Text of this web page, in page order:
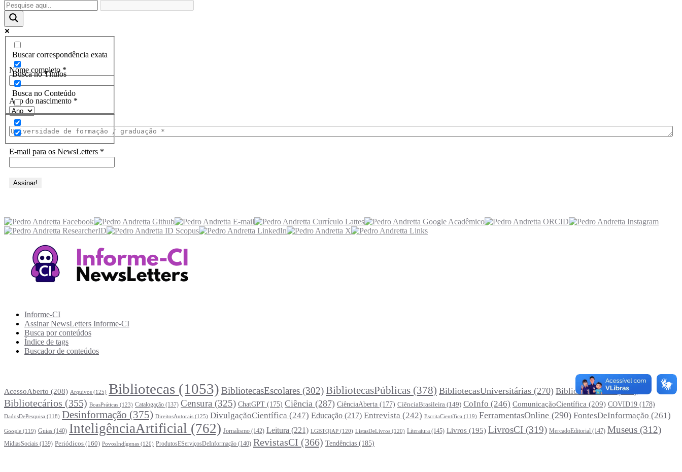
Buscar correspondência exata
Busca no Títulos
Busca no Conteúdo
Assine a Informe-CI NewsLetters
Nome completo *
Ano do nascimento *
E-mail para os NewsLetters *
Informe-CI
Assinar NewsLetters Informe-CI
Busca por conteúdos
Índice de tags
Buscador de conteúdos
AcessoAberto (208) Arquivos (125) Bibliotecas (1053) BibliotecasEscolares (302)BibliotecasPúblicas (378) BibliotecasUniversitárias (270) Biblioteconomia(247)
Bibliotecários (355) BoasPráticas (123) Catalogação (137) Censura (325) ChatGPT (175) Ciência (287) CiênciaAberta (177) CiênciaBrasileira (149) CoInfo (246) ComunicaçãoCientífica (209) COVID19 (178)
DadosDePesquisa (118) Desinformação (375) DireitosAutorais (125) DivulgaçãoCientífica (247) Educação (217) Entrevista (242) EscritaCientífica (119) FerramentasOnline (290) FontesDeInformação (261)
Google (119) Guias (140) InteligênciaArtificial (762) Jornalismo (142) Leitura (221) LGBTQIAP (120) ListasDeLivros (120) Literatura (145) Livros (195) LivrosCI (319) MercadoEditorial (147) Museus (312)
MídiasSociais (139) Periódicos (160) PovosIndígenas (120) ProdutosEServiçosDeInformação (140) RevistasCI (366) Tendências (185)